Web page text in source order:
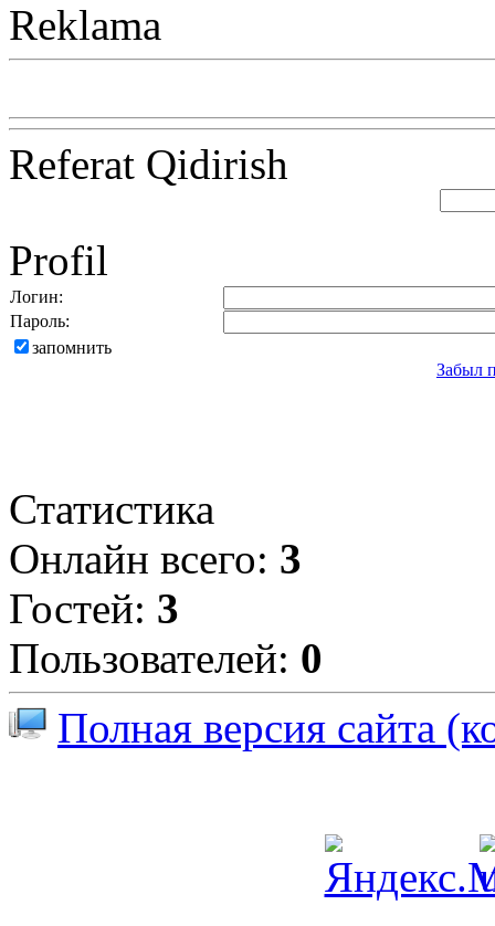
Reklama
Referat Qidirish
Profil
Логин:
Пароль:
запомнить
Забыл
Статистика
Онлайн всего: 3
Гостей: 3
Пользователей: 0
Полная версия сайта